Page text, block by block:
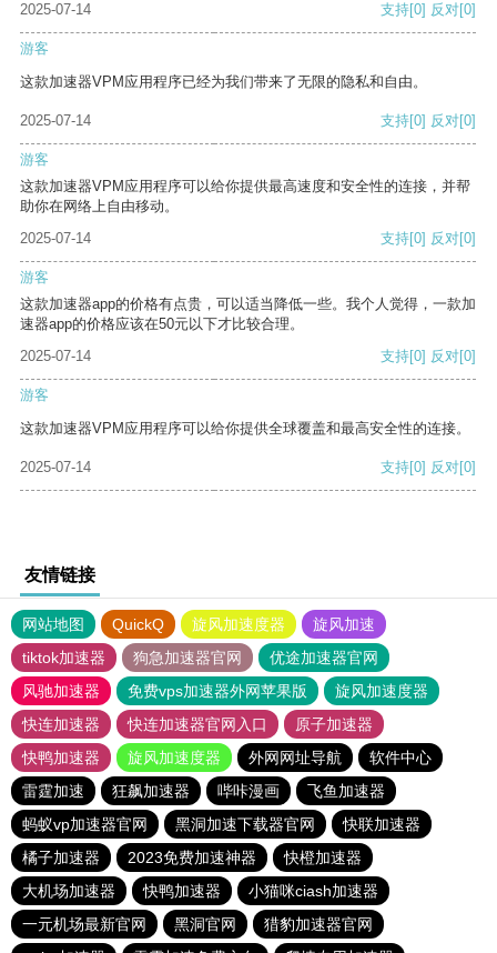
2025-07-14 支持[0] 反对[0]
游客
这款加速器VPM应用程序已经为我们带来了无限的隐私和自由。
2025-07-14 支持[0] 反对[0]
游客
这款加速器VPM应用程序可以给你提供最高速度和安全性的连接，并帮
助你在网络上自由移动。
2025-07-14
支持[0] 反对[0]
游客
这款加速器app的价格有点贵，可以适当降低一些。我个人觉得，一款加
速器app的价格应该在50元以下才比较合理。
2025-07-14
支持[0] 反对[0]
游客
这款加速器VPM应用程序可以给你提供全球覆盖和最高安全性的连接。
2025-07-14 支持[0] 反对[0]
友情链接
网站地图 QuickQ 旋风加速度器
旋风加速
tiktok加速器
狗急加速器官网
优途加速器官网
风驰加速器
免费vps加速器外网苹果版
旋风加速度器
快连加速器
快连加速器官网入口
原子加速器
快鸭加速器
旋风加速度器 外网网址导航
软件中心
雷霆加速
狂飙加速器 哔咔漫画
飞鱼加速器
蚂蚁vp加速器官网
黑洞加速下载器官网
快联加速器
橘子加速器
2023免费加速神器
快橙加速器
大机场加速器
快鸭加速器
小猫咪ciash加速器
一元机场最新官网
黑洞官网
猎豹加速器官网